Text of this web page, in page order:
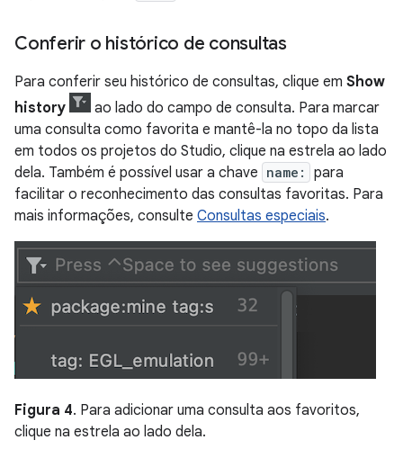
Conferir o histórico de consultas
Para conferir seu histórico de consultas, clique em Show
history
ao lado do campo de consulta. Para marcar
uma consulta como favorita e mantê-la no topo da lista
em todos os projetos do Studio, clique na estrela ao lado
dela. Também é possível usar a chave name:
para
facilitar o reconhecimento das consultas favoritas. Para
mais informações, consulte Consultas especiais.
Figura 4. Para adicionar uma consulta aos favoritos,
clique na estrela ao lado dela.